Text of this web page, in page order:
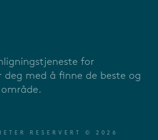
for
deg med å finne de beste og
RESERVERT © 2026